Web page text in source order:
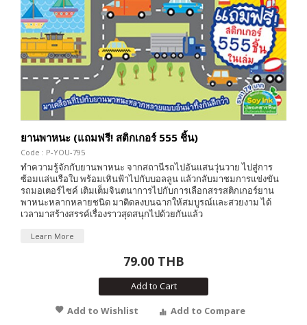
ยานพาหนะ (แถมฟรี! สติกเกอร์ 555 ชิ้น)
Code : P-YOU-795
ทำความรู้จักกับยานพาหนะ จากสถานีรถไปอันแสนวุ่นวาย ไปสู่การ
ซ้อมแล่นเรือใบ พร้อมเหินฟ้าไปกับบอลลูน แล้วกลับมาชมการแข่งขัน
รถมอเตอร์ไซค์ เติมเต็มจินตนาการไปกับการเลือกสรรสติกเกอร์ยาน
พาหนะหลากหลายชนิด มาติดลงบนฉากให้สมบูรณ์และสวยงาม ได้
เวลามาสร้างสรรค์เรื่องราวสุดสนุกไปด้วยกันแล้ว
Learn More
79.00 THB
Add to Cart
Add to Wishlist
Add to Compare